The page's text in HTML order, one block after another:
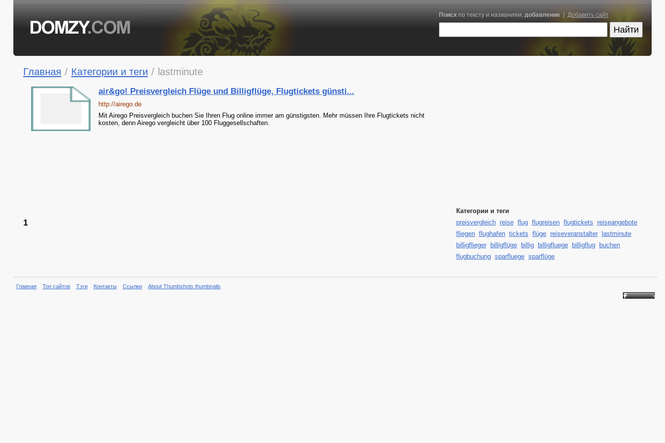
Поискпо тексту и названиям, добавление| Добавить сайт
Главная / Категории и теги / lastminute
air&go! Preisvergleich Flüge und Billigflüge, Flugtickets günsti...
http://airego.de
Mit Airego Preisvergleich buchen Sie Ihren Flug online immer am günstigsten. Mehr müssen Ihre Flugtickets nicht
kosten, denn Airego vergleicht über 100 Fluggesellschaften.
1
Категории и теги
preisvergleich reise flug flugreisen flugtickets reiseangebote
fliegen flughafen tickets flüge reiseveranstalter
lastminute
billigflieger
billigflüge billig billigfluege billigflug
buchen
flugbuchung sparfluege sparflüge
Главная Топ сайтов Тэги Контакты Ссылки About Thumbshots thumbnails